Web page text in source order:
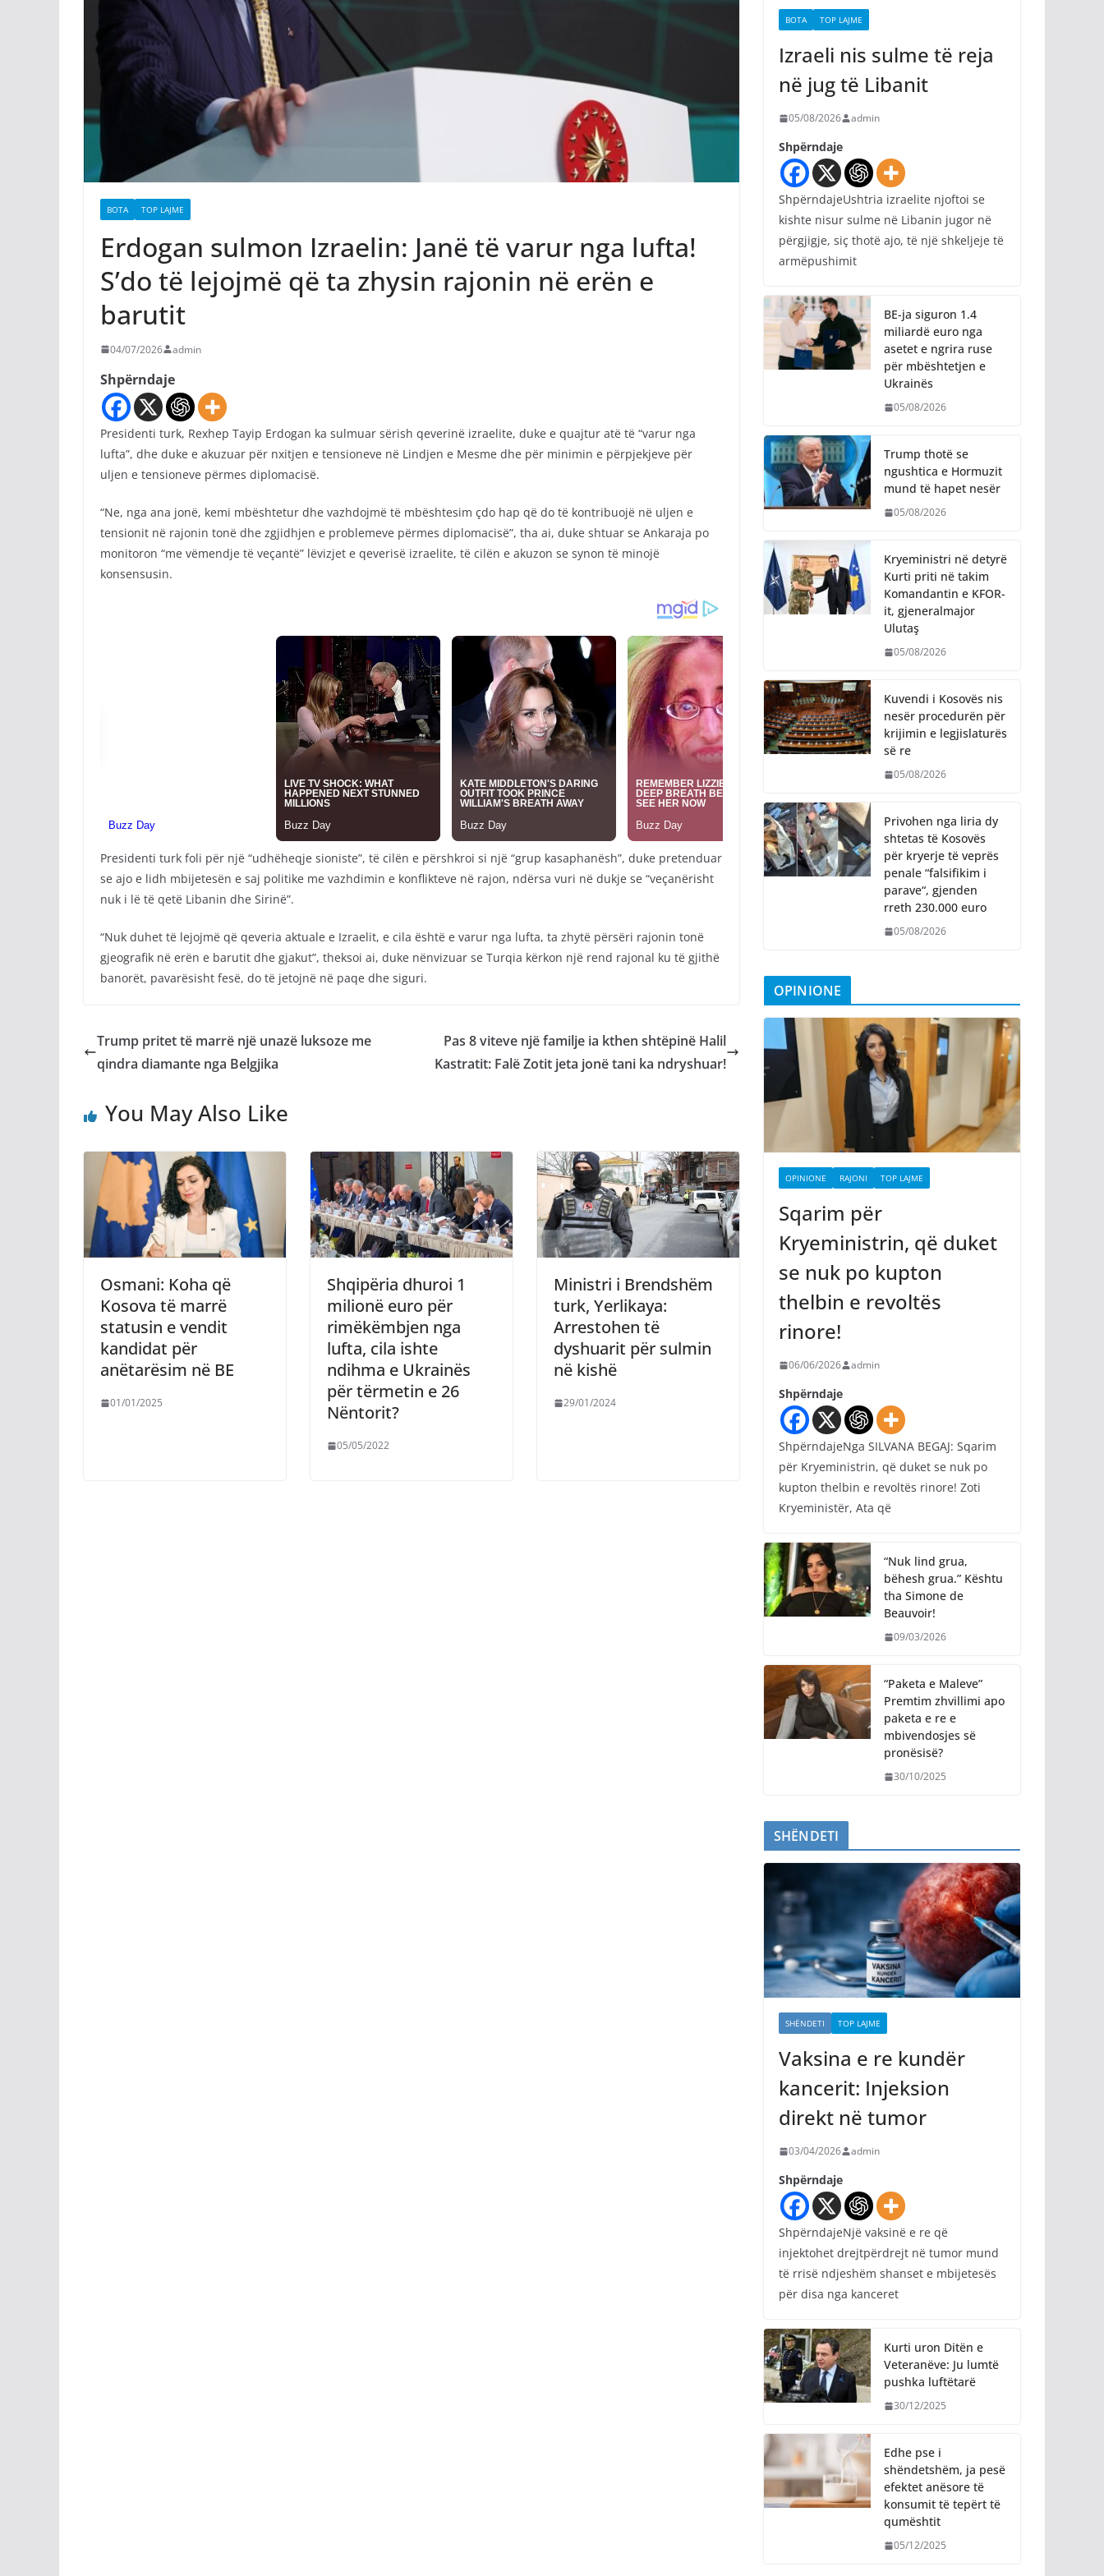
BOTA TOP LAJME
Erdogan sulmon Izraelin: Janë të varur nga lufta!
S’do të lejojmë që ta zhysin rajonin në erën e
barutit
04/07/2026 admin
Shpërndaje
Presidenti turk, Rexhep Tayip Erdogan ka sulmuar sërish qeverinë izraelite, duke e quajtur atë të “varur nga
lufta”, dhe duke e akuzuar për nxitjen e tensioneve në Lindjen e Mesme dhe për minimin e përpjekjeve për
uljen e tensioneve përmes diplomacisë.
“Ne, nga ana jonë, kemi mbështetur dhe vazhdojmë të mbështesim çdo hap që do të kontribuojë në uljen e
tensionit në rajonin tonë dhe zgjidhjen e problemeve përmes diplomacisë”, tha ai, duke shtuar se Ankaraja po
monitoron “me vëmendje të veçantë” lëvizjet e qeverisë izraelite, të cilën e akuzon se synon të minojë
konsensusin.
Presidenti turk foli për një “udhëheqje sioniste”, të cilën e përshkroi si një “grup kasaphanësh”, duke pretenduar
se ajo e lidh mbijetesën e saj politike me vazhdimin e konflikteve në rajon, ndërsa vuri në dukje se “veçanërisht
nuk i lë të qetë Libanin dhe Sirinë”.
“Nuk duhet të lejojmë që qeveria aktuale e Izraelit, e cila është e varur nga lufta, ta zhytë përsëri rajonin tonë
gjeografik në erën e barutit dhe gjakut”, theksoi ai, duke nënvizuar se Turqia kërkon një rend rajonal ku të gjithë
banorët, pavarësisht fesë, do të jetojnë në paqe dhe siguri.
Trump pritet të marrë një unazë luksoze me
qindra diamante nga Belgjika
Pas 8 viteve një familje ia kthen shtëpinë Halil
Kastratit: Falë Zotit jeta jonë tani ka ndryshuar!
You May Also Like
Osmani: Koha që
Kosova të marrë
statusin e vendit
kandidat për
anëtarësim në BE
01/01/2025
Shqipëria dhuroi 1
milionë euro për
rimëkëmbjen nga
lufta, cila ishte
ndihma e Ukrainës
për tërmetin e 26
Nëntorit?
05/05/2022
Ministri i Brendshëm
turk, Yerlikaya:
Arrestohen të
dyshuarit për sulmin
në kishë
29/01/2024
BOTA TOP LAJME
Izraeli nis sulme të reja
në jug të Libanit
05/08/2026 admin
Shpërndaje
ShpërndajeUshtria izraelite njoftoi se
kishte nisur sulme në Libanin jugor në
përgjigje, siç thotë ajo, të një shkeljeje të
armëpushimit
BE-ja siguron 1.4
miliardë euro nga
asetet e ngrira ruse
për mbështetjen e
Ukrainës
05/08/2026
Trump thotë se
ngushtica e Hormuzit
mund të hapet nesër
05/08/2026
Kryeministri në detyrë
Kurti priti në takim
Komandantin e KFOR-
it, gjeneralmajor
Ulutaş
05/08/2026
Kuvendi i Kosovës nis
nesër procedurën për
krijimin e legjislaturës
së re
05/08/2026
Privohen nga liria dy
shtetas të Kosovës
për kryerje të veprës
penale “falsifikim i
parave“, gjenden
rreth 230.000 euro
05/08/2026
OPINIONE
OPINIONE RAJONI TOP LAJME
Sqarim për
Kryeministrin, që duket
se nuk po kupton
thelbin e revoltës
rinore!
06/06/2026 admin
Shpërndaje
ShpërndajeNga SILVANA BEGAJ: Sqarim
për Kryeministrin, që duket se nuk po
kupton thelbin e revoltës rinore! Zoti
Kryeministër, Ata që
“Nuk lind grua,
bëhesh grua.” Kështu
tha Simone de
Beauvoir!
09/03/2026
“Paketa e Maleve”
Premtim zhvillimi apo
paketa e re e
mbivendosjes së
pronësisë?
30/10/2025
SHËNDETI
SHËNDETI TOP LAJME
Vaksina e re kundër
kancerit: Injeksion
direkt në tumor
03/04/2026 admin
Shpërndaje
ShpërndajeNjë vaksinë e re që
injektohet drejtpërdrejt në tumor mund
të rrisë ndjeshëm shanset e mbijetesës
për disa nga kanceret
Kurti uron Ditën e
Veteranëve: Ju lumtë
pushka luftëtarë
30/12/2025
Edhe pse i
shëndetshëm, ja pesë
efektet anësore të
konsumit të tepërt të
qumështit
05/12/2025